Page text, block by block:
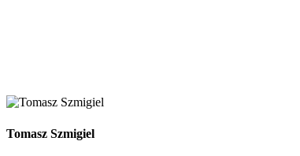
Tomasz Szmigiel